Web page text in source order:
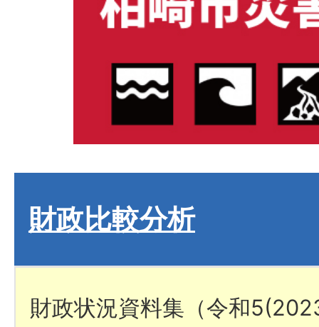
財政比較分析
財政状況資料集（令和